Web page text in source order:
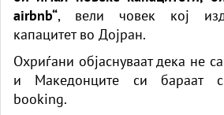
airbnb“, вели човек кој
капацитет во Дојран.
Охриѓани објаснуваат дека не
и Македонците си бараат
booking.